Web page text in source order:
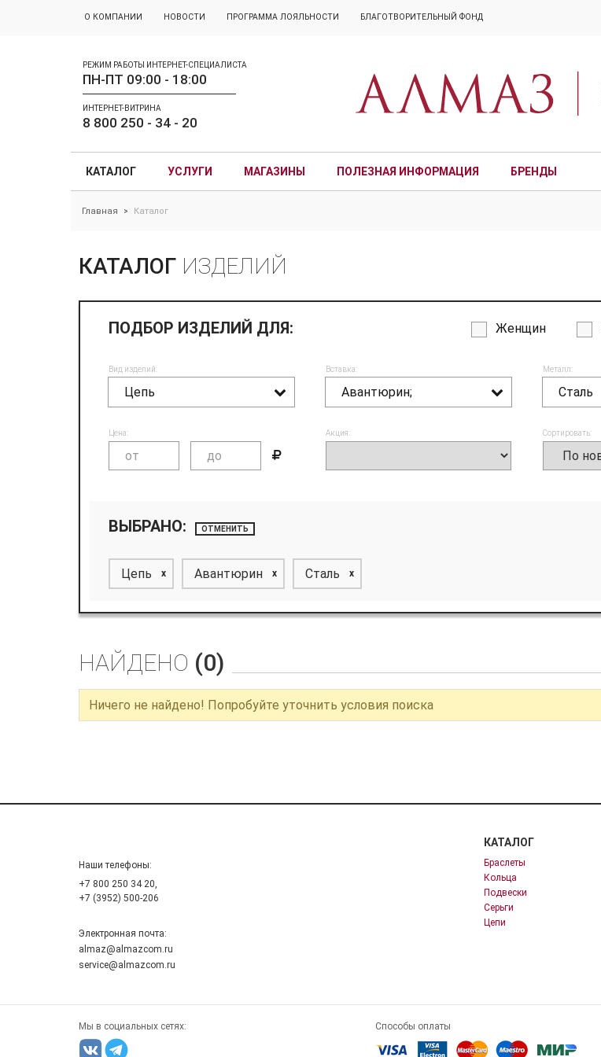
О КОМПАНИИ НОВОСТИ ПРОГРАММА ЛОЯЛЬНОСТИ БЛАГОТВОРИТЕЛЬНЫЙ ФОНД
РЕЖИМ РАБОТЫ ИНТЕРНЕТ-СПЕЦИАЛИСТА
ПН-ПТ 09:00 - 18:00
ИНТЕРНЕТ-ВИТРИНА
8 800 250 - 34 - 20
КАТАЛОГ УСЛУГИ МАГАЗИНЫ ПОЛЕЗНАЯ ИНФОРМАЦИЯ БРЕНДЫ
Главная > Каталог
КАТАЛОГ ИЗДЕЛИЙ
ПОДБОР ИЗДЕЛИЙ ДЛЯ: Женщин
Вид изделий:
Цепь
Вставка:
Авантюрин;
Металл:
Сталь
Цена: Акция: Сортировать:
ВЫБРАНО: ОТМЕНИТЬ
Цепь x Авантюрин x Сталь x
НАЙДЕНО (0)
Ничего не найдено! Попробуйте уточнить условия поиска
Наши телефоны:
+7 800 250 34 20,
+7 (3952) 500-206
Электронная почта:
almaz@almazcom.ru
service@almazcom.ru
КАТАЛОГ
Браслеты
Кольца
Подвески
Серьги
Цепи
Мы в социальных сетях: Способы оплаты